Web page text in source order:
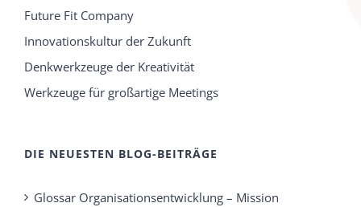
Future Fit Company
Innovationskultur der Zukunft
Denkwerkzeuge der Kreativität
Werkzeuge für großartige Meetings
DIE NEUESTEN BLOG-BEITRÄGE
Glossar Organisationsentwicklung – Mission